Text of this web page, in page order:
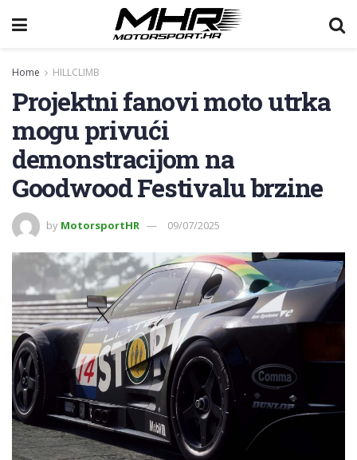
Home HILLCLIMB
Projektni fanovi moto utrka
mogu privući
demonstracijom na
Goodwood Festivalu brzine
by MotorsportHR 09/07/2025